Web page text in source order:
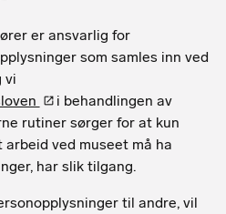
er ansvarlig for
som samles inn ved
vi
i behandlingen av
rutiner sørger for at kun
ved museet må ha
har slik tilgang.
til andre, vil